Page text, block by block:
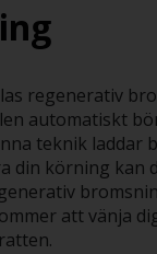
regenerativ
automatiskt
teknik laddar
din körning kan
att vänja